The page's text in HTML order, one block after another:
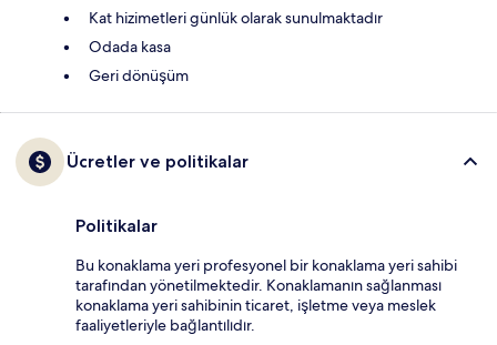
Kat hizimetleri günlük olarak sunulmaktadır
Odada kasa
Geri dönüşüm
Ücretler ve politikalar
Politikalar
Bu konaklama yeri profesyonel bir konaklama yeri sahibi
tarafından yönetilmektedir. Konaklamanın sağlanması
konaklama yeri sahibinin ticaret, işletme veya meslek
faaliyetleriyle bağlantılıdır.